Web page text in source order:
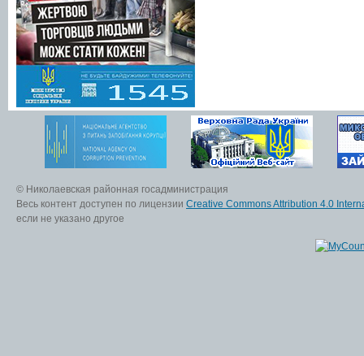
© Николаевская районная госадминистрация
Весь контент доступен по лицензии Creative Commons Attribution 4.0
если не указано другое